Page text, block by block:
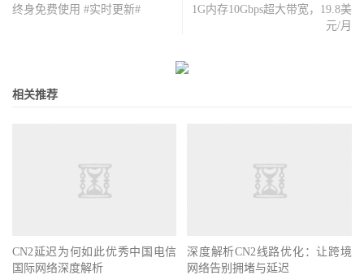
终身免费使用 #实时更新#
1G内存10Gbps超大带宽，19.8美
元/月
相关推荐
CN2延迟为何如此优秀中国电信
国际网络深度解析
深度解析CN2线路优化：让跨境
网络告别拥堵与延迟